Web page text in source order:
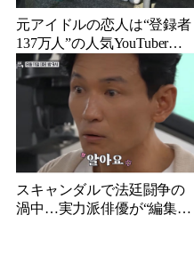
元アイドルの恋人は“登録者
137万人”の人気YouTuberだ
った…同日投稿で明らかに
なった2人の関係
スキャンダルで法廷闘争の
渦中…実力派俳優が“編集な